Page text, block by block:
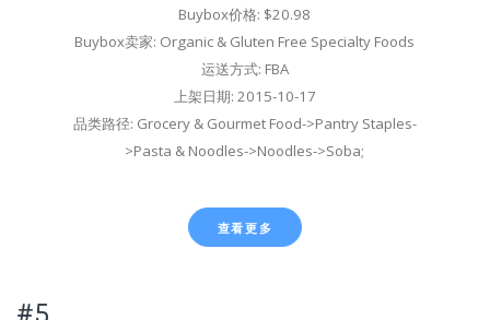
Buybox价格: $20.98
Buybox卖家: Organic & Gluten Free Specialty Foods
运送方式: FBA
上架日期: 2015-10-17
品类路径: Grocery & Gourmet Food->Pantry Staples-
>Pasta & Noodles->Noodles->Soba;
查看更多